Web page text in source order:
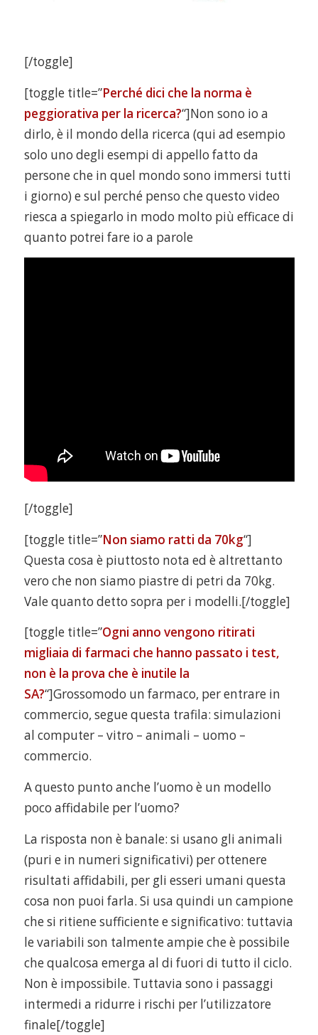
[/toggle]
[toggle title=”Perché dici che la norma è
peggiorativa per la ricerca?“]Non sono io a
dirlo, è il mondo della ricerca (qui ad esempio
solo uno degli esempi di appello fatto da
persone che in quel mondo sono immersi tutti
i giorno) e sul perché penso che questo video
riesca a spiegarlo in modo molto più efficace di
quanto potrei fare io a parole
[/toggle]
[toggle title=”Non siamo ratti da 70kg“]
Questa cosa è piuttosto nota ed è altrettanto
vero che non siamo piastre di petri da 70kg.
Vale quanto detto sopra per i modelli.[/toggle]
[toggle title=”Ogni anno vengono ritirati
migliaia di farmaci che hanno passato i test,
non è la prova che è inutile la
SA?“]Grossomodo un farmaco, per entrare in
commercio, segue questa trafila: simulazioni
al computer – vitro – animali – uomo –
commercio.
A questo punto anche l’uomo è un modello
poco affidabile per l’uomo?
La risposta non è banale: si usano gli animali
(puri e in numeri significativi) per ottenere
risultati affidabili, per gli esseri umani questa
cosa non puoi farla. Si usa quindi un campione
che si ritiene sufficiente e significativo: tuttavia
le variabili son talmente ampie che è possibile
che qualcosa emerga al di fuori di tutto il ciclo.
Non è impossibile. Tuttavia sono i passaggi
intermedi a ridurre i rischi per l’utilizzatore
finale[/toggle]